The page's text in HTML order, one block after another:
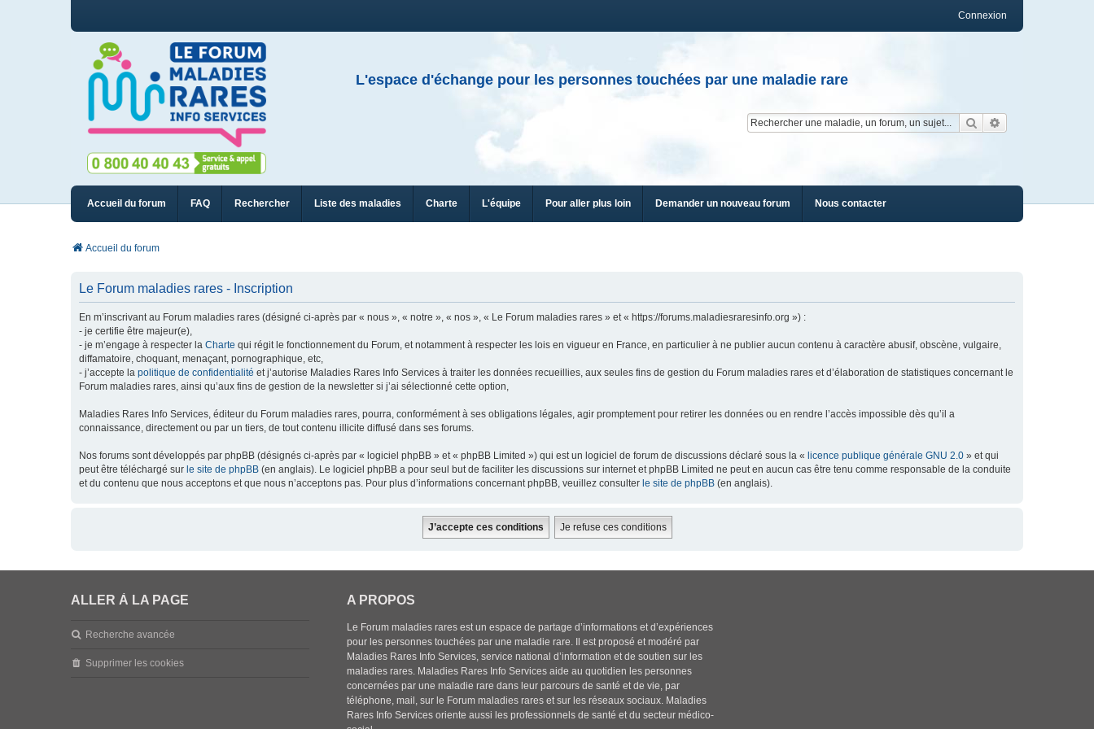
Connexion
L'espace d'échange pour les personnes touchées par une maladie rare
Rechercher
Accueil du forum FAQ Rechercher Liste des maladies Charte L'équipe Pour aller plus loin Demander un nouveau forum Nous contacter
Accueil du forum
Le Forum maladies rares - Inscription
En m’inscrivant au Forum maladies rares (désigné ci-après par « nous », « notre », « nos », « Le Forum maladies rares » et « https://forums.maladiesraresinfo.org ») :
- je certifie être majeur(e),
- je m’engage à respecter la Charte qui régit le fonctionnement du Forum, et notamment à respecter les lois en vigueur en France, en particulier à ne publier aucun contenu à caractère abusif, obscène, vulgaire,
diffamatoire, choquant, menaçant, pornographique, etc,
- j’accepte la politique de confidentialité et j’autorise Maladies Rares Info Services à traiter les données recueillies, aux seules fins de gestion du Forum maladies rares et d’élaboration de statistiques concernant le
Forum maladies rares, ainsi qu’aux fins de gestion de la newsletter si j’ai sélectionné cette option,
Maladies Rares Info Services, éditeur du Forum maladies rares, pourra, conformément à ses obligations légales, agir promptement pour retirer les données ou en rendre l’accès impossible dès qu’il a
connaissance, directement ou par un tiers, de tout contenu illicite diffusé dans ses forums.
Nos forums sont développés par phpBB (désignés ci-après par « logiciel phpBB » et « phpBB Limited ») qui est un logiciel de forum de discussions déclaré sous la « licence publique générale GNU 2.0 » et qui
peut être téléchargé sur le site de phpBB (en anglais). Le logiciel phpBB a pour seul but de faciliter les discussions sur internet et phpBB Limited ne peut en aucun cas être tenu comme responsable de la conduite
et du contenu que nous acceptons et que nous n’acceptons pas. Pour plus d’informations concernant phpBB, veuillez consulter le site de phpBB (en anglais).
ALLER À LA PAGE
Recherche avancée
Supprimer les cookies
A PROPOS
Le Forum maladies rares est un espace de partage d’informations et d’expériences
pour les personnes touchées par une maladie rare. Il est proposé et modéré par
Maladies Rares Info Services, service national d’information et de soutien sur les
maladies rares. Maladies Rares Info Services aide au quotidien les personnes
concernées par une maladie rare dans leur parcours de santé et de vie, par
téléphone, mail, sur le Forum maladies rares et sur les réseaux sociaux. Maladies
Rares Info Services oriente aussi les professionnels de santé et du secteur médico-